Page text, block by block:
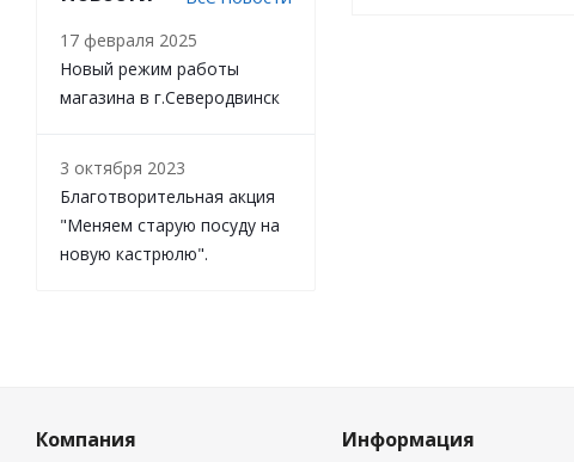
17 февраля 2025
Новый режим работы
магазина в г.Северодвинск
3 октября 2023
Благотворительная акция
"Меняем старую посуду на
новую кастрюлю".
Компания Информация